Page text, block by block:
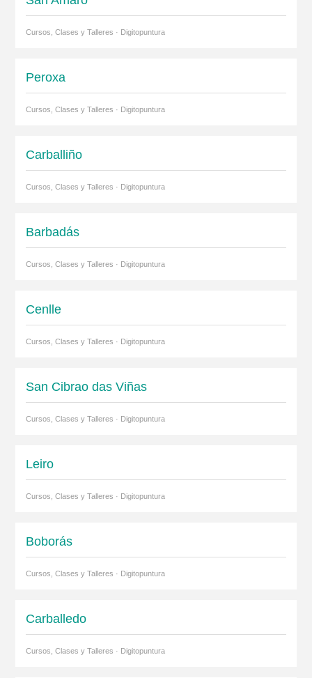
Cursos, Clases y Talleres · Digitopuntura
Peroxa
Cursos, Clases y Talleres · Digitopuntura
Carballiño
Cursos, Clases y Talleres · Digitopuntura
Barbadás
Cursos, Clases y Talleres · Digitopuntura
Cenlle
Cursos, Clases y Talleres · Digitopuntura
San Cibrao das Viñas
Cursos, Clases y Talleres · Digitopuntura
Leiro
Cursos, Clases y Talleres · Digitopuntura
Boborás
Cursos, Clases y Talleres · Digitopuntura
Carballedo
Cursos, Clases y Talleres · Digitopuntura